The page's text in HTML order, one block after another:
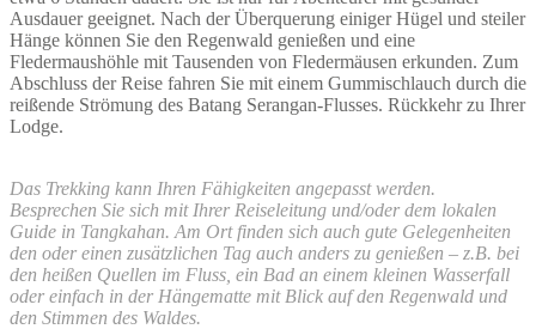
Ausdauer geeignet. Nach der Überquerung einiger Hügel und steiler
Hänge können Sie den Regenwald genießen und eine
Fledermaushöhle mit Tausenden von Fledermäusen erkunden. Zum
Abschluss der Reise fahren Sie mit einem Gummischlauch durch die
reißende Strömung des Batang Serangan-Flusses. Rückkehr zu Ihrer
Lodge.
Das Trekking kann Ihren Fähigkeiten angepasst werden.
Besprechen Sie sich mit Ihrer Reiseleitung und/oder dem lokalen
Guide in Tangkahan. Am Ort finden sich auch gute Gelegenheiten
den oder einen zusätzlichen Tag auch anders zu genießen – z.B. bei
den heißen Quellen im Fluss, ein Bad an einem kleinen Wasserfall
oder einfach in der Hängematte mit Blick auf den Regenwald und
den Stimmen des Waldes.